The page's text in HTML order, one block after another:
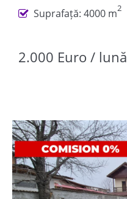
Suprafață: 4000 m2
2.000 Euro / lună